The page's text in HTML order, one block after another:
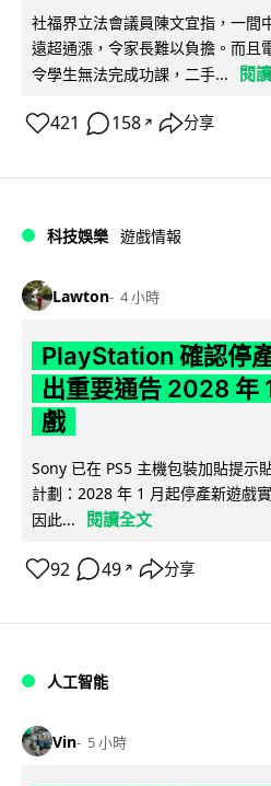
社福界立法會議員陳文宜指，一間
遠超通漲，令家長難以負擔。而且
令學生無法完成功課，二手...
閱
421 158 ↗ 分享
科技娛樂 遊戲情報
Lawton 4 小時
PlayStation 確認停
出重要通告 2028 年
戲
Sony 已在 PS5 主機包裝加貼提示
計劃：2028 年 1 月起停產新遊戲
因此...
閱讀全文
92 49 ↗ 分享
人工智能
Vin 5 小時